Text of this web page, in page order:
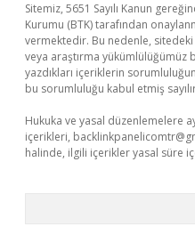
Sitemiz, 5651 Sayılı Kanun
Kurumu (BTK) tarafından
vermektedir. Bu nedenle,
veya araştırma yükümlülüğümüz
yazdıkları içeriklerin
bu sorumluluğu kabul etmiş
Hukuka ve yasal düzenlemelere
içerikleri,
halinde, ilgili içerikler yasal süre